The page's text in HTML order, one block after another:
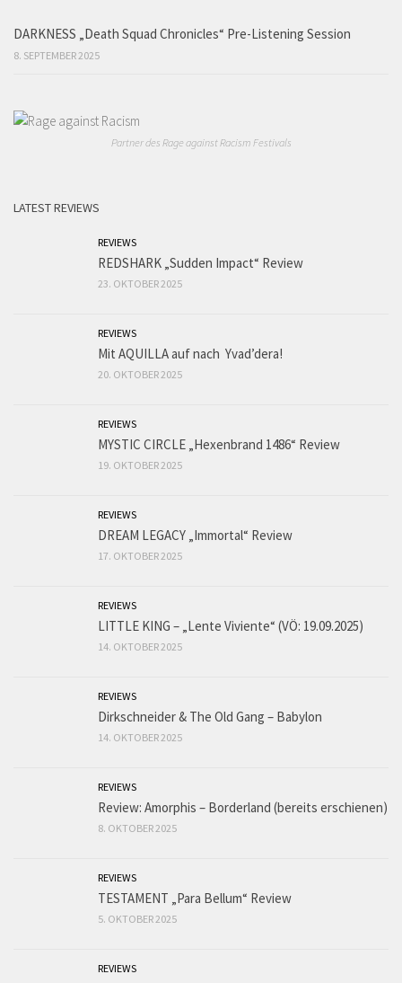
DARKNESS „Death Squad Chronicles“ Pre-Listening Session
8. SEPTEMBER 2025
Partner des Rage against Racism Festivals
LATEST REVIEWS
REVIEWS
REDSHARK „Sudden Impact“ Review
23. OKTOBER 2025
REVIEWS
Mit AQUILLA auf nach Yvad’dera!
20. OKTOBER 2025
REVIEWS
MYSTIC CIRCLE „Hexenbrand 1486“ Review
19. OKTOBER 2025
REVIEWS
DREAM LEGACY „Immortal“ Review
17. OKTOBER 2025
REVIEWS
LITTLE KING – „Lente Viviente“ (VÖ: 19.09.2025)
14. OKTOBER 2025
REVIEWS
Dirkschneider & The Old Gang – Babylon
14. OKTOBER 2025
REVIEWS
Review: Amorphis – Borderland (bereits erschienen)
8. OKTOBER 2025
REVIEWS
TESTAMENT „Para Bellum“ Review
5. OKTOBER 2025
REVIEWS